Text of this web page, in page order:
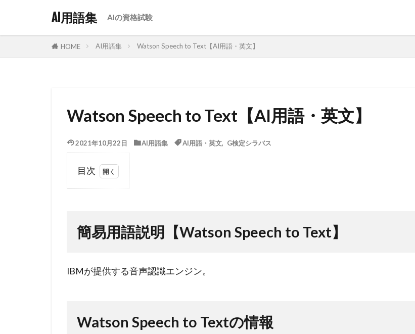
AI用語集 AIの資格試験
HOME AI用語集 Watson Speech to Text【AI用語・英文】
Watson Speech to Text【AI用語・英文】
2021年10月22日 AI用語集 AI用語・英文, G検定シラバス
目次
1
簡易
Speech to
Text】
Watson
の情報
簡易用語説明【Watson Speech to Text】
IBMが提供する音声認識エンジン。
Watson Speech to Textの情報